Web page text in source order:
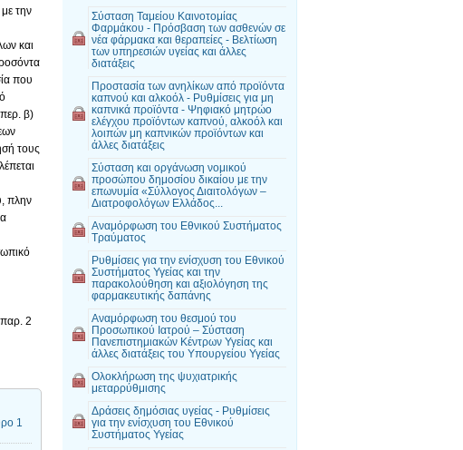
την
και
που
β)
τους
πλην
παρ. 2
1
Σύσταση Ταμείου Καινοτομίας
Φαρμάκου - Πρόσβαση των ασθενών σε
νέα φάρμακα και θεραπείες - Βελτίωση
των υπηρεσιών υγείας και άλλες
διατάξεις
Προστασία των ανηλίκων από προϊόντα
καπνού και αλκοόλ - Ρυθμίσεις για μη
καπνικά προϊόντα - Ψηφιακό μητρώο
ελέγχου προϊόντων καπνού, αλκοόλ και
λοιπών μη καπνικών προϊόντων και
άλλες διατάξεις
Σύσταση και οργάνωση νομικού
προσώπου δημοσίου δικαίου με την
επωνυμία «Σύλλογος Διαιτολόγων –
Διατροφολόγων Ελλάδος...
Αναμόρφωση του Εθνικού Συστήματος
Τραύματος
Ρυθμίσεις για την ενίσχυση του Εθνικού
Συστήματος Υγείας και την
παρακολούθηση και αξιολόγηση της
φαρμακευτικής δαπάνης
Αναμόρφωση του θεσμού του
Προσωπικού Ιατρού – Σύσταση
Πανεπιστημιακών Κέντρων Υγείας και
άλλες διατάξεις του Υπουργείου Υγείας
Ολοκλήρωση της ψυχιατρικής
μεταρρύθμισης
Δράσεις δημόσιας υγείας - Ρυθμίσεις
για την ενίσχυση του Εθνικού
Συστήματος Υγείας